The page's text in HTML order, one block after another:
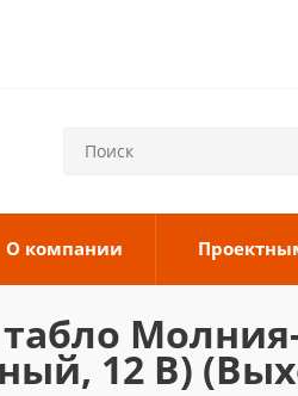
О компании
табло
12 В)